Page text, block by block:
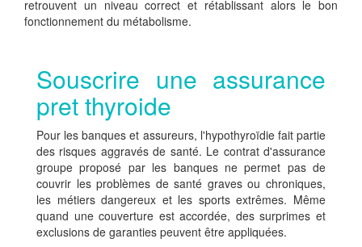
retrouvent un niveau correct et rétablissant alors le bon
fonctionnement du métabolisme.
Souscrire une assurance
pret thyroide
Pour les banques et assureurs, l'hypothyroïdie fait partie
des risques aggravés de santé. Le contrat d'assurance
groupe proposé par les banques ne permet pas de
couvrir les problèmes de santé graves ou chroniques,
les métiers dangereux et les sports extrêmes. Même
quand une couverture est accordée, des surprimes et
exclusions de garanties peuvent être appliquées.